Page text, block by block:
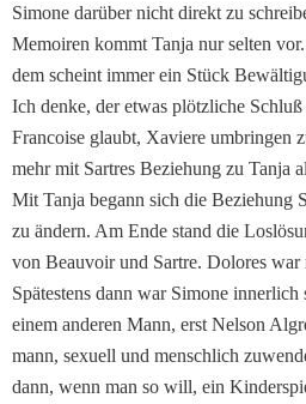
Simone darüber nicht direkt zu
Memoiren kommt Tanja nur selten
dem scheint immer ein Stück
Ich denke, der etwas plötzliche
Francoise glaubt, Xaviere umbringen
mehr mit Sartres Beziehung zu Tanja
Mit Tanja begann sich die Be­ziehung
zu ändern. Am Ende stand die
von Beauvoir und Sartre. Dolores
Spätestens dann war Simone
einem anderen Mann, erst Nelson
mann, sexuell und menschlich
dann, wenn man so will, ein